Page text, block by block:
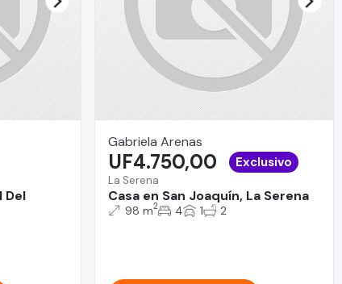
Del
Gabriela Arenas
La Serena
Casa en San Joaquín, La Serena
UF4.750,00 Exclusivo
98 m2 4 1 2